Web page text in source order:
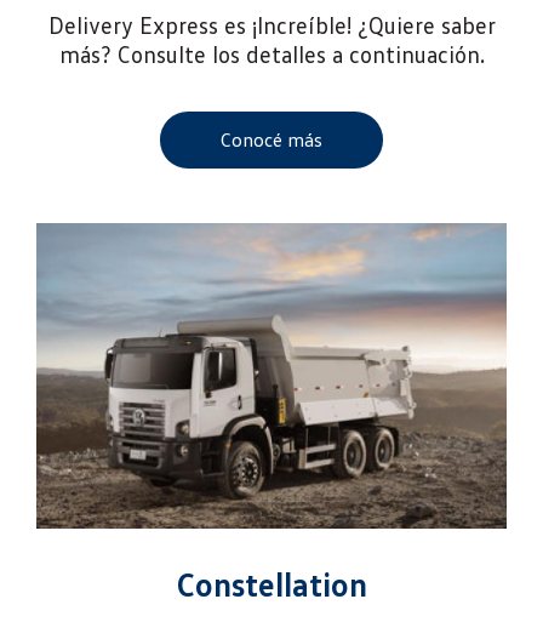
Delivery Express es ¡Increíble! ¿Quiere saber
más? Consulte los detalles a continuación.
Conocé más
Constellation